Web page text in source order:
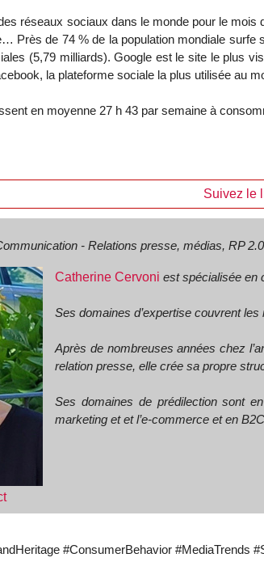
réseaux sociaux dans le monde pour le
Près de 74 % de la population mondiale
(5,79 milliards). Google est le site le plus
la plateforme sociale la plus utilisée au
en moyenne 27 h 43 par semaine à
Suivez le
- Relations presse, médias, RP
Catherine Cervoni est spécialisée en
Ses domaines d’expertise couvrent
Après de nombreuses années chez
relation presse, elle crée sa propre
Ses domaines de prédilection sont
marketing et et l’e-commerce et en
#ConsumerBehavior #MediaTrends